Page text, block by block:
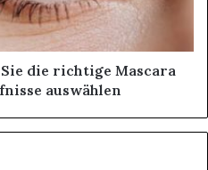
die richtige Mascara
auswählen